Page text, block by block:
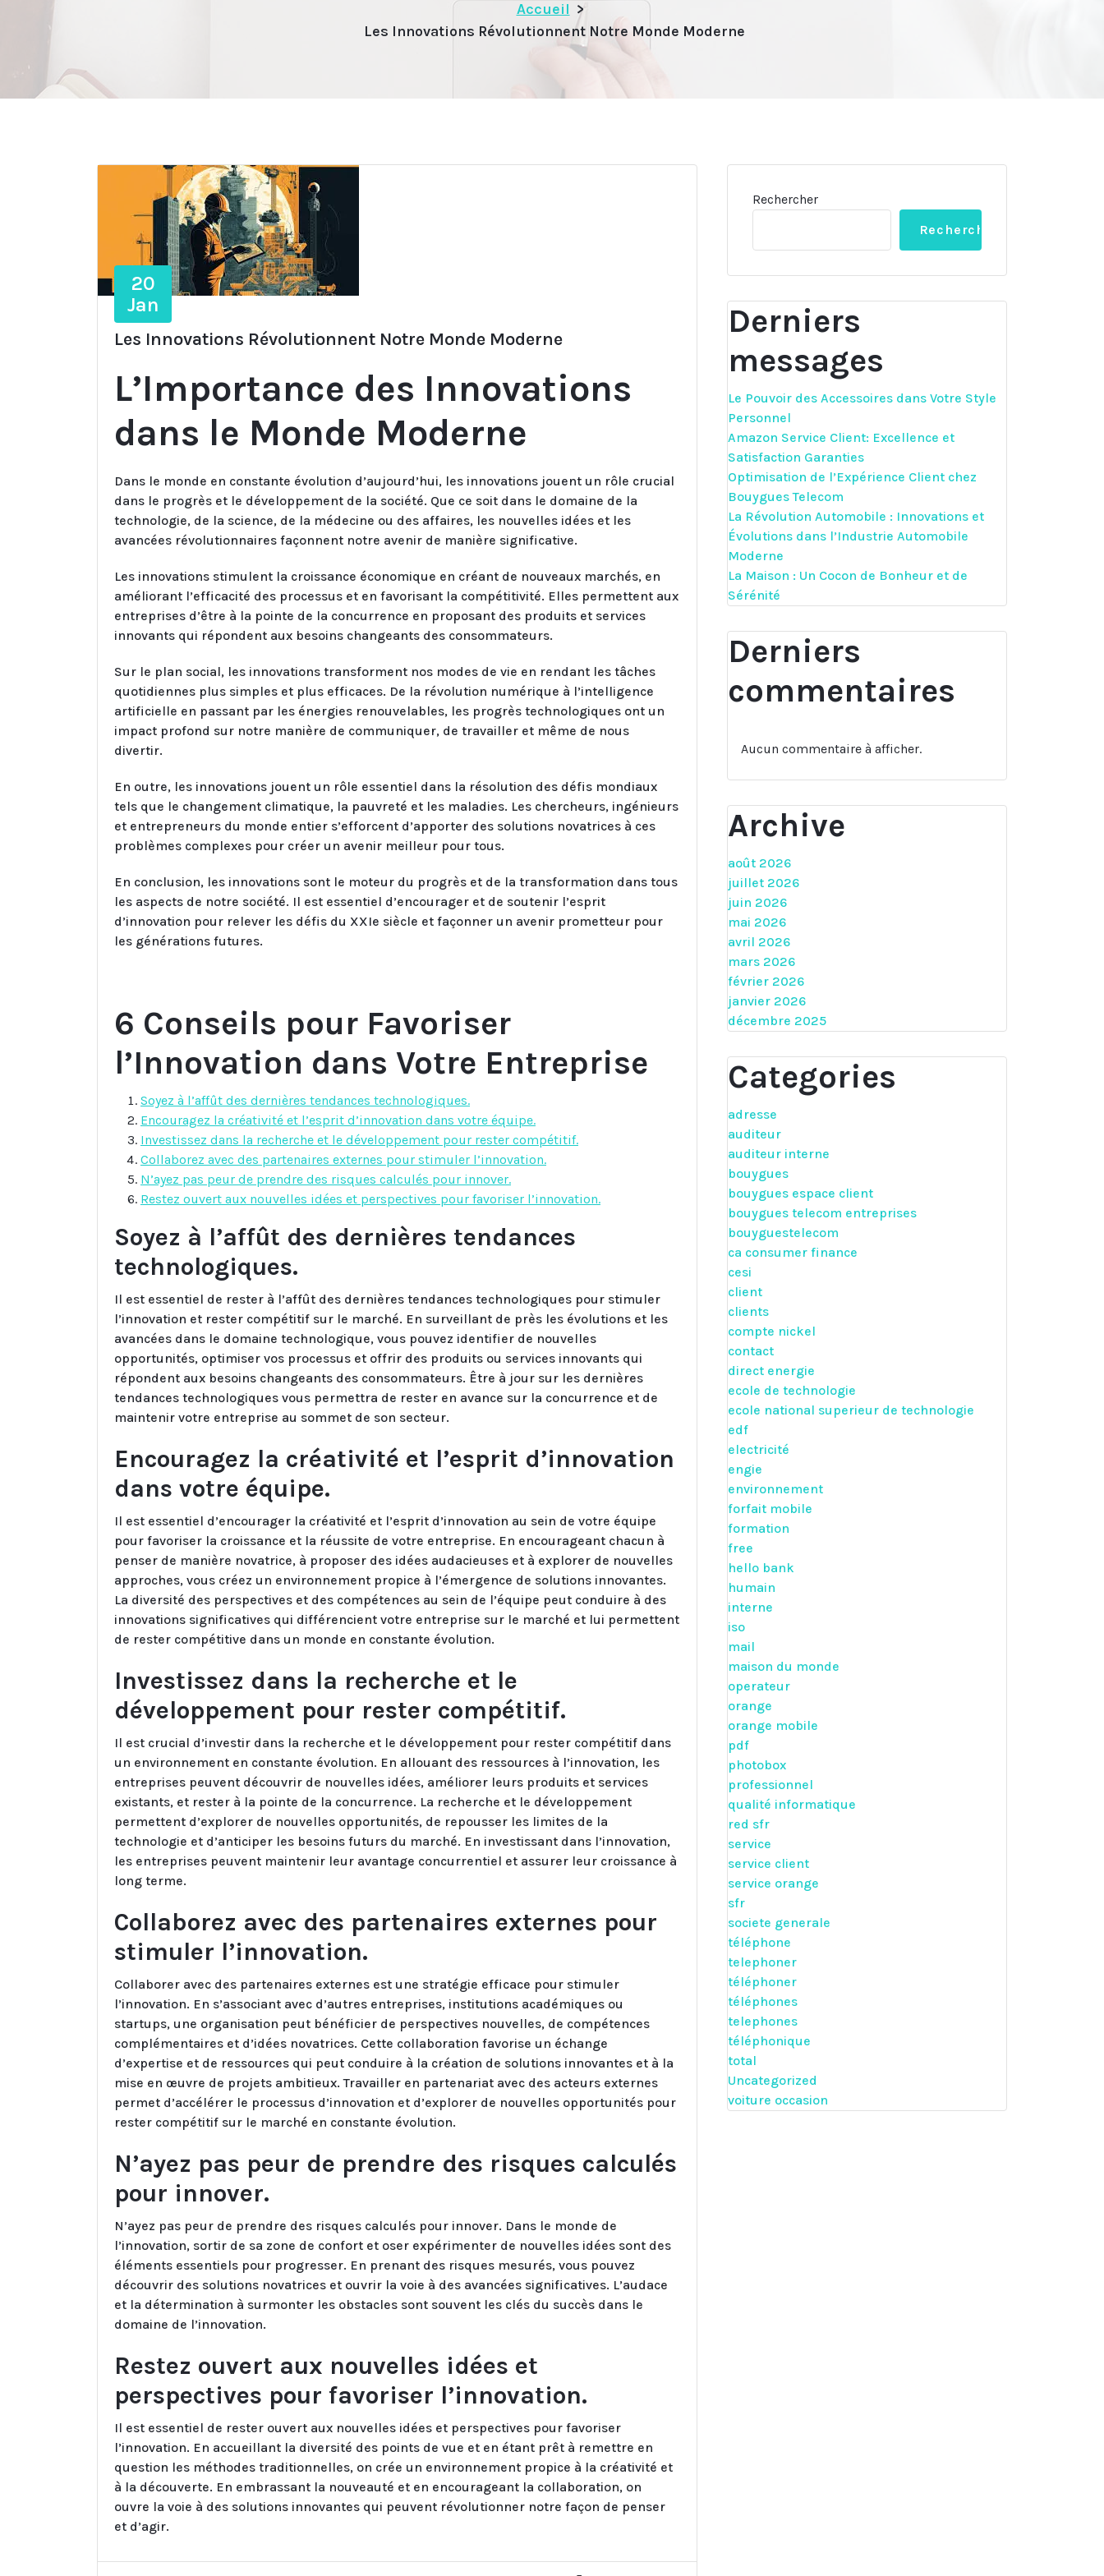
Accueil >
Les Innovations Révolutionnent Notre Monde Moderne
20
Jan
Les Innovations Révolutionnent Notre Monde Moderne
L’Importance des Innovations
dans le Monde Moderne
Dans le monde en constante évolution d’aujourd’hui, les innovations jouent un rôle crucial
dans le progrès et le développement de la société. Que ce soit dans le domaine de la
technologie, de la science, de la médecine ou des affaires, les nouvelles idées et les
avancées révolutionnaires façonnent notre avenir de manière significative.
Les innovations stimulent la croissance économique en créant de nouveaux marchés, en
améliorant l’efficacité des processus et en favorisant la compétitivité. Elles permettent aux
entreprises d’être à la pointe de la concurrence en proposant des produits et services
innovants qui répondent aux besoins changeants des consommateurs.
Sur le plan social, les innovations transforment nos modes de vie en rendant les tâches
quotidiennes plus simples et plus efficaces. De la révolution numérique à l’intelligence
artificielle en passant par les énergies renouvelables, les progrès technologiques ont un
impact profond sur notre manière de communiquer, de travailler et même de nous
divertir.
En outre, les innovations jouent un rôle essentiel dans la résolution des défis mondiaux
tels que le changement climatique, la pauvreté et les maladies. Les chercheurs, ingénieurs
et entrepreneurs du monde entier s’efforcent d’apporter des solutions novatrices à ces
problèmes complexes pour créer un avenir meilleur pour tous.
En conclusion, les innovations sont le moteur du progrès et de la transformation dans tous
les aspects de notre société. Il est essentiel d’encourager et de soutenir l’esprit
d’innovation pour relever les défis du XXIe siècle et façonner un avenir prometteur pour
les générations futures.
6 Conseils pour Favoriser
l’Innovation dans Votre Entreprise
Soyez à l’affût des dernières tendances technologiques.
Encouragez la créativité et l’esprit d’innovation dans votre équipe.
Investissez dans la recherche et le développement pour rester compétitif.
Collaborez avec des partenaires externes pour stimuler l’innovation.
N’ayez pas peur de prendre des risques calculés pour innover.
Restez ouvert aux nouvelles idées et perspectives pour favoriser l’innovation.
Soyez à l’affût des dernières tendances
technologiques.
Il est essentiel de rester à l’affût des dernières tendances technologiques pour stimuler
l’innovation et rester compétitif sur le marché. En surveillant de près les évolutions et les
avancées dans le domaine technologique, vous pouvez identifier de nouvelles
opportunités, optimiser vos processus et offrir des produits ou services innovants qui
répondent aux besoins changeants des consommateurs. Être à jour sur les dernières
tendances technologiques vous permettra de rester en avance sur la concurrence et de
maintenir votre entreprise au sommet de son secteur.
Encouragez la créativité et l’esprit d’innovation
dans votre équipe.
Il est essentiel d’encourager la créativité et l’esprit d’innovation au sein de votre équipe
pour favoriser la croissance et la réussite de votre entreprise. En encourageant chacun à
penser de manière novatrice, à proposer des idées audacieuses et à explorer de nouvelles
approches, vous créez un environnement propice à l’émergence de solutions innovantes.
La diversité des perspectives et des compétences au sein de l’équipe peut conduire à des
innovations significatives qui différencient votre entreprise sur le marché et lui permettent
de rester compétitive dans un monde en constante évolution.
Investissez dans la recherche et le
développement pour rester compétitif.
Il est crucial d’investir dans la recherche et le développement pour rester compétitif dans
un environnement en constante évolution. En allouant des ressources à l’innovation, les
entreprises peuvent découvrir de nouvelles idées, améliorer leurs produits et services
existants, et rester à la pointe de la concurrence. La recherche et le développement
permettent d’explorer de nouvelles opportunités, de repousser les limites de la
technologie et d’anticiper les besoins futurs du marché. En investissant dans l’innovation,
les entreprises peuvent maintenir leur avantage concurrentiel et assurer leur croissance à
long terme.
Collaborez avec des partenaires externes pour
stimuler l’innovation.
Collaborer avec des partenaires externes est une stratégie efficace pour stimuler
l’innovation. En s’associant avec d’autres entreprises, institutions académiques ou
startups, une organisation peut bénéficier de perspectives nouvelles, de compétences
complémentaires et d’idées novatrices. Cette collaboration favorise un échange
d’expertise et de ressources qui peut conduire à la création de solutions innovantes et à la
mise en œuvre de projets ambitieux. Travailler en partenariat avec des acteurs externes
permet d’accélérer le processus d’innovation et d’explorer de nouvelles opportunités pour
rester compétitif sur le marché en constante évolution.
N’ayez pas peur de prendre des risques calculés
pour innover.
N’ayez pas peur de prendre des risques calculés pour innover. Dans le monde de
l’innovation, sortir de sa zone de confort et oser expérimenter de nouvelles idées sont des
éléments essentiels pour progresser. En prenant des risques mesurés, vous pouvez
découvrir des solutions novatrices et ouvrir la voie à des avancées significatives. L’audace
et la détermination à surmonter les obstacles sont souvent les clés du succès dans le
domaine de l’innovation.
Restez ouvert aux nouvelles idées et
perspectives pour favoriser l’innovation.
Il est essentiel de rester ouvert aux nouvelles idées et perspectives pour favoriser
l’innovation. En accueillant la diversité des points de vue et en étant prêt à remettre en
question les méthodes traditionnelles, on crée un environnement propice à la créativité et
à la découverte. En embrassant la nouveauté et en encourageant la collaboration, on
ouvre la voie à des solutions innovantes qui peuvent révolutionner notre façon de penser
et d’agir.
Rechercher
Rechercher
Derniers
messages
Le Pouvoir des Accessoires dans Votre Style
Personnel
Amazon Service Client: Excellence et
Satisfaction Garanties
Optimisation de l’Expérience Client chez
Bouygues Telecom
La Révolution Automobile : Innovations et
Évolutions dans l’Industrie Automobile
Moderne
La Maison : Un Cocon de Bonheur et de
Sérénité
Derniers
commentaires
Aucun commentaire à afficher.
Archive
août 2026
juillet 2026
juin 2026
mai 2026
avril 2026
mars 2026
février 2026
janvier 2026
décembre 2025
Categories
adresse
auditeur
auditeur interne
bouygues
bouygues espace client
bouygues telecom entreprises
bouyguestelecom
ca consumer finance
cesi
client
clients
compte nickel
contact
direct energie
ecole de technologie
ecole national superieur de technologie
edf
electricité
engie
environnement
forfait mobile
formation
free
hello bank
humain
interne
iso
mail
maison du monde
operateur
orange
orange mobile
pdf
photobox
professionnel
qualité informatique
red sfr
service
service client
service orange
sfr
societe generale
téléphone
telephoner
téléphoner
téléphones
telephones
téléphonique
total
Uncategorized
voiture occasion